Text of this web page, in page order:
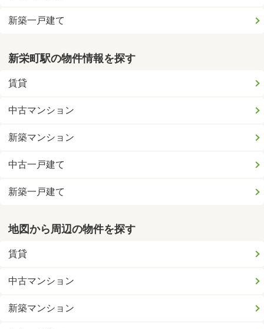
新築一戸建て
新栄町駅の物件情報を探す
賃貸
中古マンション
新築マンション
中古一戸建て
新築一戸建て
地図から周辺の物件を探す
賃貸
中古マンション
新築マンション